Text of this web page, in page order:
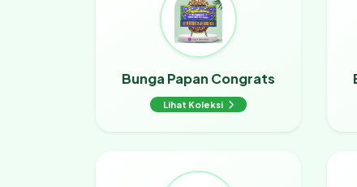
Bunga Papan Congrats
Lihat Koleksi